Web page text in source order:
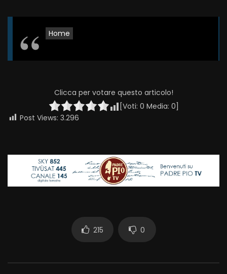
Home
Clicca per votare questo articolo!
[Voti: 0 Media: 0]
Post Views: 3.296
215 0